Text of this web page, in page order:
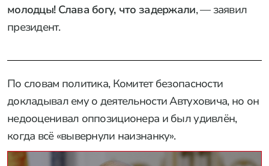
молодцы! Слава богу, что задержали, — заявил
президент.
По словам политика, Комитет безопасности
докладывал ему о деятельности Автуховича, но он
недооценивал оппозиционера и был удивлён,
когда всё «вывернули наизнанку».